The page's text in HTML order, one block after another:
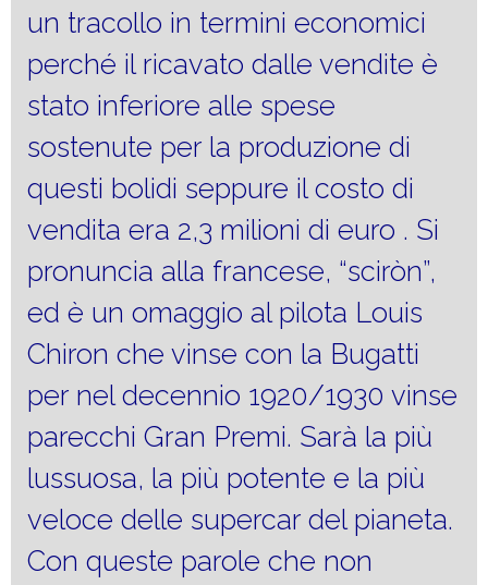
un tracollo in termini economici
perché il ricavato dalle vendite è
stato inferiore alle spese
sostenute per la produzione di
questi bolidi seppure il costo di
vendita era 2,3 milioni di euro . Si
pronuncia alla francese, “sciròn”,
ed è un omaggio al pilota Louis
Chiron che vinse con la Bugatti
per nel decennio 1920/1930 vinse
parecchi Gran Premi. Sarà la più
lussuosa, la più potente e la più
veloce delle supercar del pianeta.
Con queste parole che non